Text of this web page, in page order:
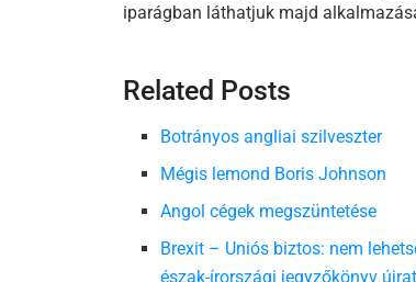
iparágban láthatjuk majd
Related Posts
Botrányos angliai szilveszter
Mégis lemond Boris Johnson
Angol cégek megszüntetése
Brexit – Uniós biztos: nem
észak-írországi jegyzőkönyv